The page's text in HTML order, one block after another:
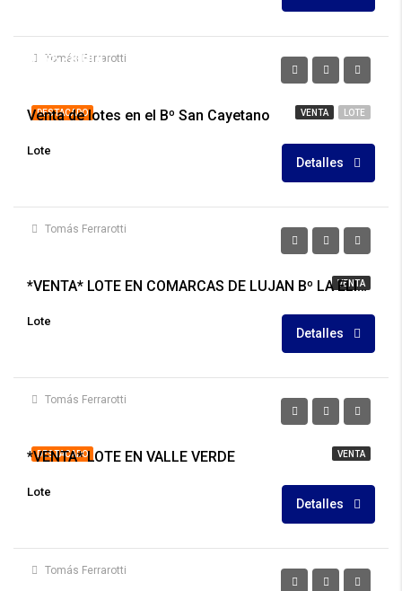
Tomás Ferrarotti
DESTACADO VENTA LOTE
U$S28.000
Venta de lotes en el Bº San Cayetano
Lote
Detalles
Tomás Ferrarotti
VENTA
*VENTA* LOTE EN COMARCAS DE LUJAN Bº LA ELINA
Lote
Detalles
Tomás Ferrarotti
DESTACADO VENTA
*VENTA* LOTE EN VALLE VERDE
Lote
Detalles
Tomás Ferrarotti